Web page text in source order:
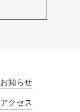
お知らせ
アクセス